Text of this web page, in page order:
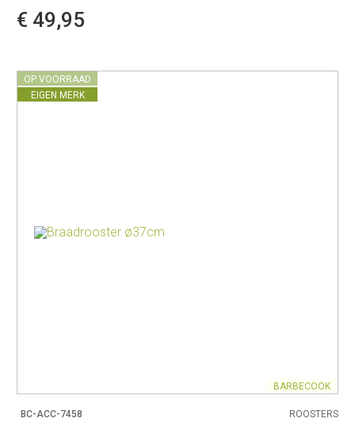
€ 49,95
OP VOORRAAD
EIGEN MERK
BARBECOOK
BC-ACC-7458 ROOSTERS